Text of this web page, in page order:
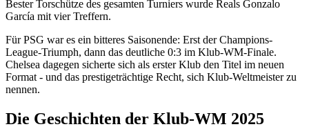
Bester Torschütze des gesamten Turniers wurde Reals Gonzalo
García mit vier Treffern.
Für PSG war es ein bitteres Saisonende: Erst der Champions-
League-Triumph, dann das deutliche 0:3 im Klub-WM-Finale.
Chelsea dagegen sicherte sich als erster Klub den Titel im neuen
Format - und das prestigeträchtige Recht, sich Klub-Weltmeister zu
nennen.
Die Geschichten der Klub-WM 2025